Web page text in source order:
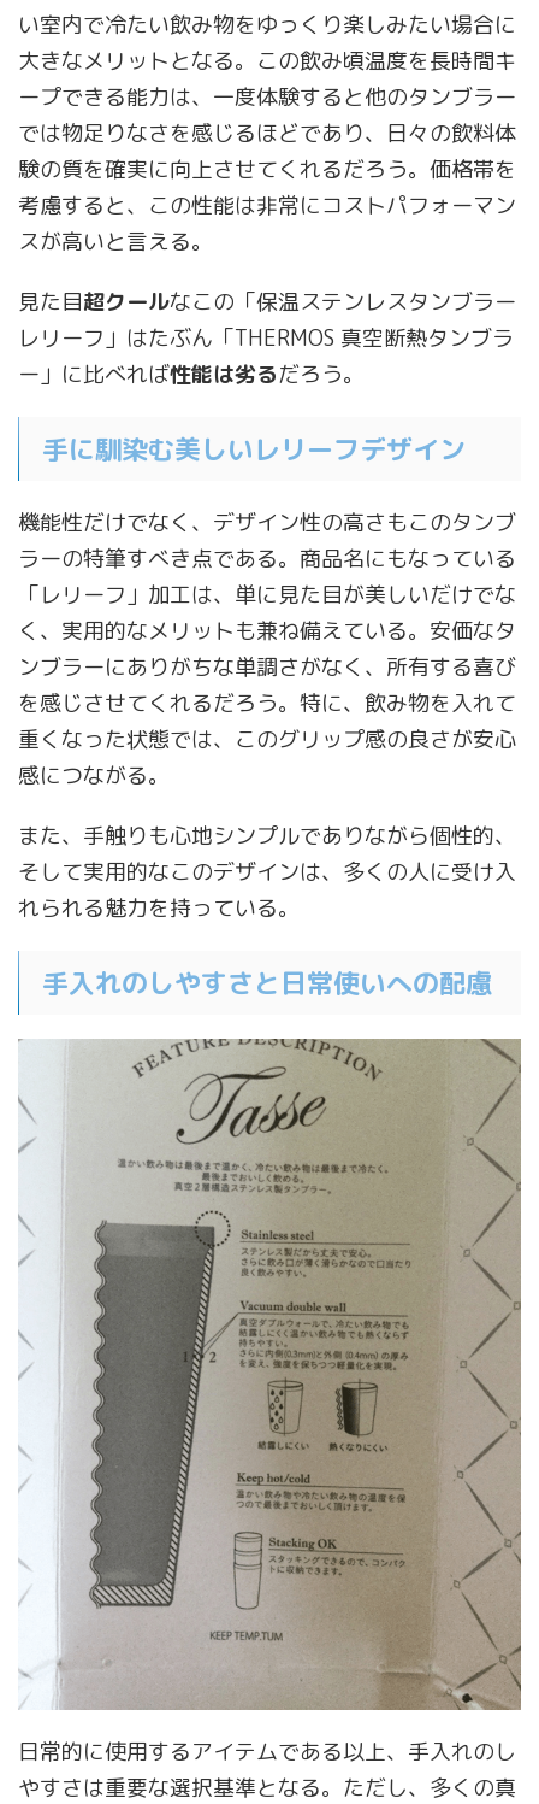
い室内で冷たい飲み物をゆっくり楽しみたい場合に
大きなメリットとなる。この飲み頃温度を長時間キ
ープできる能力は、一度体験すると他のタンブラー
では物足りなさを感じるほどであり、日々の飲料体
験の質を確実に向上させてくれるだろう。価格帯を
考慮すると、この性能は非常にコストパフォーマン
スが高いと言える。
見た目超クールなこの「保温ステンレスタンブラー
レリーフ」はたぶん「THERMOS 真空断熱タンブラ
ー」に比べれば性能は劣るだろう。
手に馴染む美しいレリーフデザイン
機能性だけでなく、デザイン性の高さもこのタンブ
ラーの特筆すべき点である。商品名にもなっている
「レリーフ」加工は、単に見た目が美しいだけでな
く、実用的なメリットも兼ね備えている。安価なタ
ンブラーにありがちな単調さがなく、所有する喜び
を感じさせてくれるだろう。特に、飲み物を入れて
重くなった状態では、このグリップ感の良さが安心
感につながる。
また、手触りも心地シンプルでありながら個性的、
そして実用的なこのデザインは、多くの人に受け入
れられる魅力を持っている。
手入れのしやすさと日常使いへの配慮
日常的に使用するアイテムである以上、手入れのし
やすさは重要な選択基準となる。ただし、多くの真